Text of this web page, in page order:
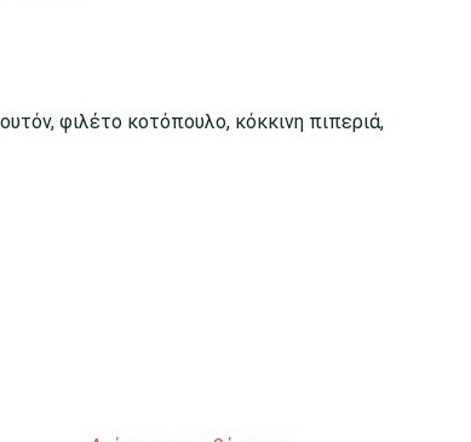
φιλέτο κοτόπουλο, κόκκινη πιπεριά,